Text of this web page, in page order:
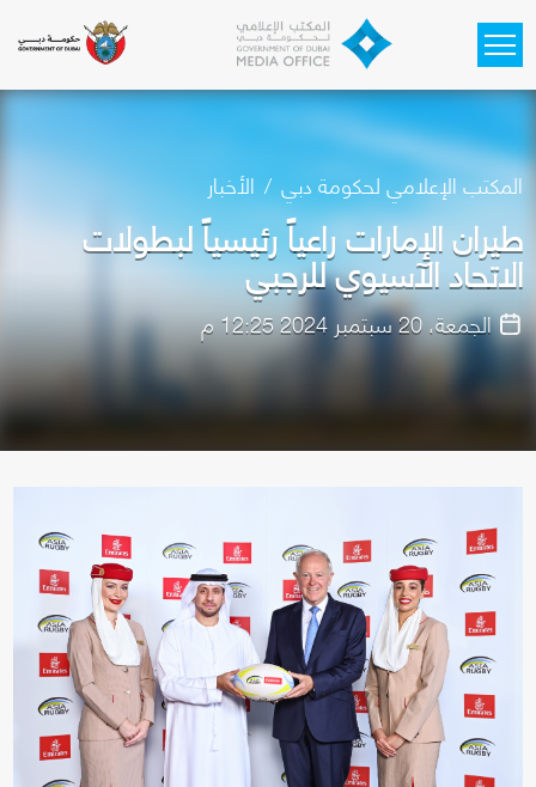
المكتب الإعلامي لحكومة دبي الأخبار
طيران الإمارات راعياً رئيسياً لبطولات
الاتحاد الآسيوي للرجبي
الجمعة، 20 سبتمبر 2024 12:25 م